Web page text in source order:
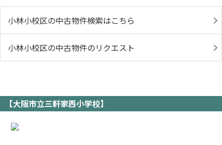
小林小校区の中古物件検索はこちら
小林小校区の中古物件のリクエスト
【大阪市立三軒家西小学校】